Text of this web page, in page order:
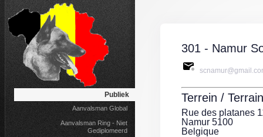
Publiek
Aanvalsman Global
Aanvalsman Ring - Niet
Gediplomeerd
301 - Namur
Terrein /
Rue des platanes
Namur 5100
Belgique